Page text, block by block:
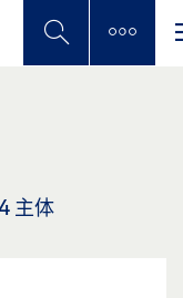
主体